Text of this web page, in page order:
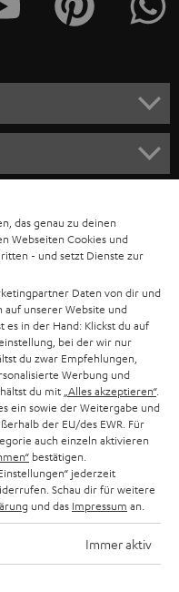
das genau zu deinen
Webseiten Cookies und
- und setzt Dienste zur
Daten von dir und
unserer Website und
in der Hand: Klickst du auf
bei der wir nur
du zwar Empfehlungen,
Werbung und
du mit „Alles akzeptieren“.
ein sowie der Weitergabe und
der EU/des EWR. Für
auch einzeln aktivieren
bestätigen.
jederzeit
Schau dir für weitere
und das Impressum an.
Immer aktiv